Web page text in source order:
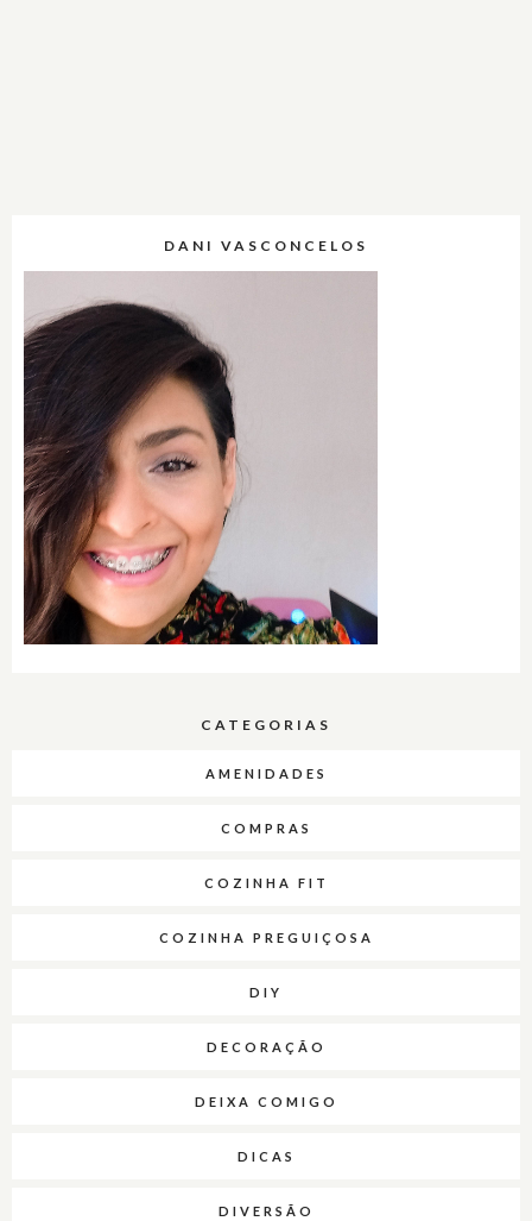
DANI VASCONCELOS
CATEGORIAS
AMENIDADES
COMPRAS
COZINHA FIT
COZINHA PREGUIÇOSA
DIY
DECORAÇÃO
DEIXA COMIGO
DICAS
DIVERSÃO